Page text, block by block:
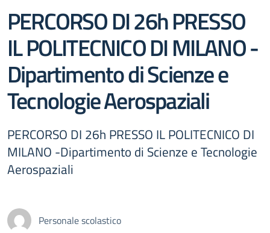
PERCORSO DI 26h PRESSO
IL POLITECNICO DI MILANO -
Dipartimento di Scienze e
Tecnologie Aerospaziali
PERCORSO DI 26h PRESSO IL POLITECNICO DI
MILANO -Dipartimento di Scienze e Tecnologie
Aerospaziali
Personale scolastico